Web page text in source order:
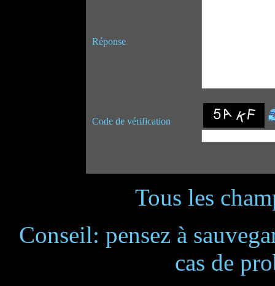
Réponse
Code de vérification
Tous les
Conseil: pensez à
cas de